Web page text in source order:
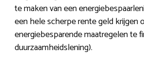
te maken van een
een hele scherpe rente geld krijgen
energiebesparende maatregelen te
duurzaamheidslening).